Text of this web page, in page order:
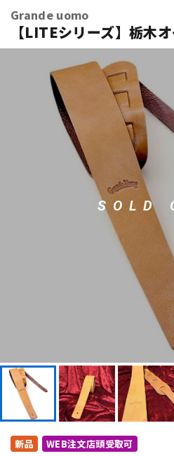
エレキギター
ベース
DJ機器
Grande uomo
【LITEシリーズ】栃木
SOLD
新品 WEB注文店頭受取可